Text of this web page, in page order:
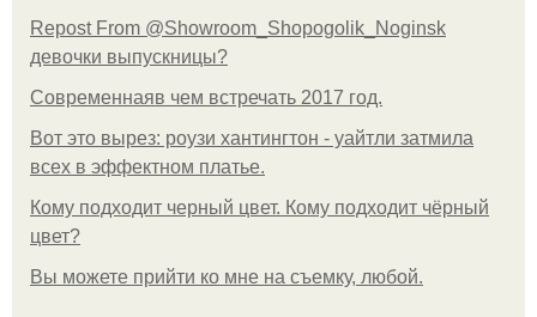
Repost From @Showroom_Shopogolik_Noginsk
девочки выпускницы?
Современнаяв чем встречать 2017 год.
Вот это вырез: роузи хантингтон - уайтли затмила
всех в эффектном платьe.
Кому подходит черный цвет. Кому подходит чёрный
цвет?
Вы можете прийти ко мне на съемку, любой.